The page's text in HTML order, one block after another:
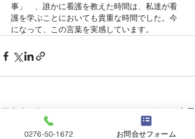
事」　、誰かに看護を教えた時間は、私達が看
護を学ぶことにおいても貴重な時間でした。今
になって、この言葉を実感しています。
すべて表示
0276-50-1672 お問合せフォーム